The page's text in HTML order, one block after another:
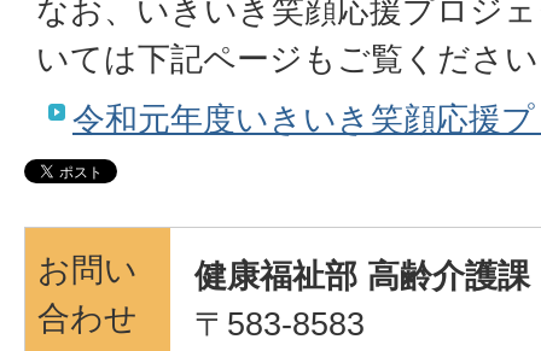
なお、いきいき笑顔応援プロジ
いては下記ページもご覧くださ
令和元年度いきいき笑顔応援
お問い
合わせ
健康福祉部 高齢介護課
〒583-8583